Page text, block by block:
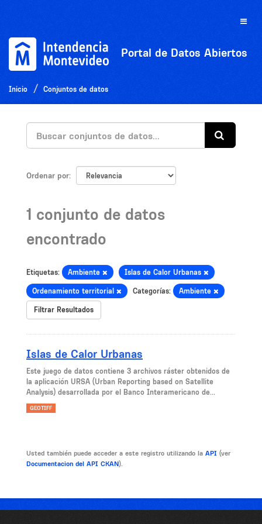
Toggle
Portal de Datos Abiertos
Inicio Conjuntos de datos
Ordenar por
1 conjunto de datos
encontrado
Etiquetas: Ambiente Islas de Calor Urbanas
Ordenamiento territorial Categorías: Ambiente
Filtrar Resultados
Islas de Calor Urbanas
Este juego de datos contiene 3 archivos ráster obtenidos de
la aplicación URSA (Urban Reporting based on Satellite
Analysis) desarrollada por el Banco Interamericano de...
GEOTIFF
Usted también puede acceder a este registro utilizando la API (ver
Documentacion del API CKAN).